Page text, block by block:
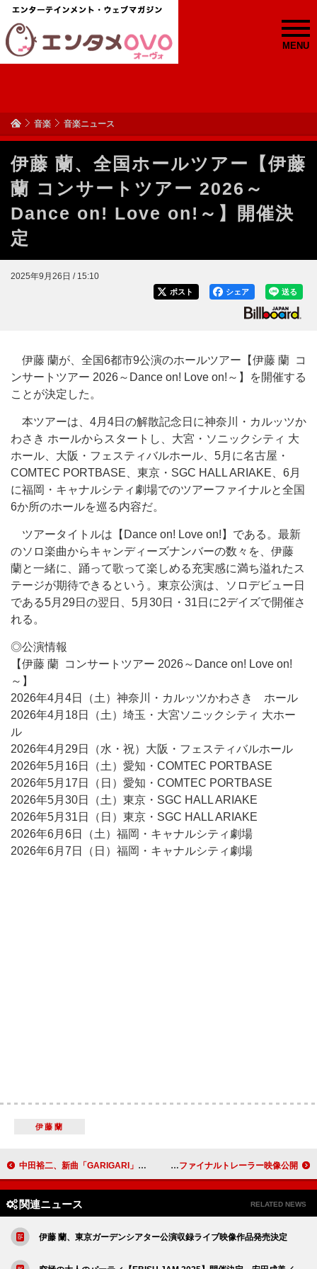
MENU
音楽 音楽ニュース
伊藤 蘭、全国ホールツアー【伊藤
蘭 コンサートツアー 2026～
Dance on! Love on!～】開催決
定
2025年9月26日 / 15:10
送る
シェア
ポスト
伊藤 蘭が、全国6都市9公演のホールツアー【伊藤 蘭 コ
ンサートツアー 2026～Dance on! Love on!～】を開催する
ことが決定した。
本ツアーは、4月4日の解散記念日に神奈川・カルッツか
わさき ホールからスタートし、大宮・ソニックシティ 大
ホール、大阪・フェスティバルホール、5月に名古屋・
COMTEC PORTBASE、東京・SGC HALL ARIAKE、6月
に福岡・キャナルシティ劇場でのツアーファイナルと全国
6か所のホールを巡る内容だ。
ツアータイトルは【Dance on! Love on!】である。最新
のソロ楽曲からキャンディーズナンバーの数々を、伊藤
蘭と一緒に、踊って歌って楽しめる充実感に満ち溢れたス
テージが期待できるという。東京公演は、ソロデビュー日
である5月29日の翌日、5月30日・31日に2デイズで開催さ
れる。
◎公演情報
【伊藤 蘭 コンサートツアー 2026～Dance on! Love on!
～】
2026年4月4日（土）神奈川・カルッツかわさき ホール
2026年4月18日（土）埼玉・大宮ソニックシティ 大ホー
ル
2026年4月29日（水・祝）大阪・フェスティバルホール
2026年5月16日（土）愛知・COMTEC PORTBASE
2026年5月17日（日）愛知・COMTEC PORTBASE
2026年5月30日（土）東京・SGC HALL ARIAKE
2026年5月31日（日）東京・SGC HALL ARIAKE
2026年6月6日（土）福岡・キャナルシティ劇場
2026年6月7日（日）福岡・キャナルシティ劇場
伊藤蘭
中田裕二、新曲「GARIGARI」リリース ももクロ・高城れに、2ndソロAL『OTOGIMASHOU』 映像特典の昨年ツアーファイナルトレーラー映像公開
関連ニュース RELATED NEWS
伊藤 蘭、東京ガーデンシアター公演収録ライブ映像作品発売決定